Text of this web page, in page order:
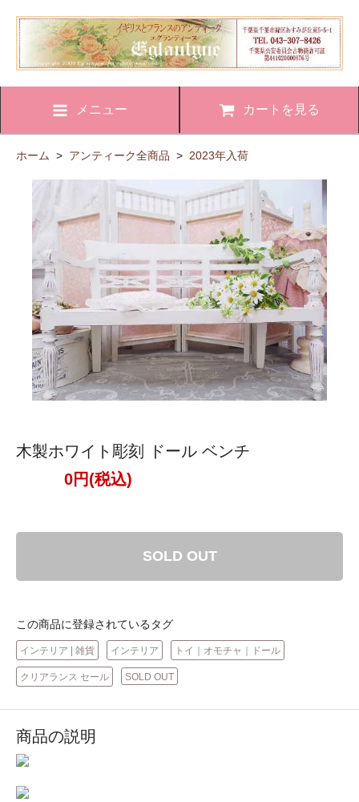
メニュー カートを見る
ホーム > アンティーク全商品 > 2023年入荷
木製ホワイト彫刻 ドール ベンチ
0円(税込)
SOLD OUT
この商品に登録されているタグ
インテリア | 雑貨 インテリア トイ｜オモチャ｜ドール
クリアランス セール SOLD OUT
商品の説明